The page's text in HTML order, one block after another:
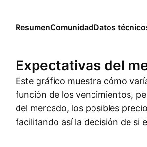
ResumenComunidadDatos
Expectativas del
Este gráfico muestra cómo
función de los vencimientos,
del mercado, los posibles
facilitando así la decisión de si